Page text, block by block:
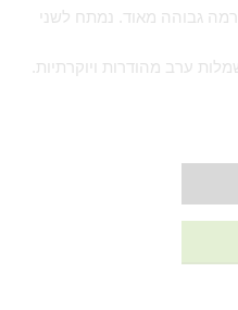
גבוהה מאוד. נמתח לשני
ערב מהודרות ויוקרתיות.